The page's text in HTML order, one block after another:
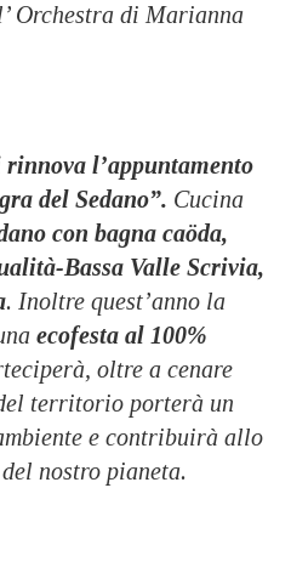
Orchestra di Marianna
l’appuntamento
del Sedano”. Cucina
con bagna caöda,
Bassa Valle Scrivia,
. Inoltre quest’anno la
ecofesta al 100%
oltre a cenare
territorio porterà un
e contribuirà allo
nostro pianeta.